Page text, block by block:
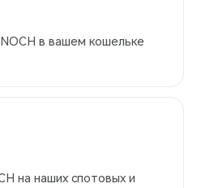
в вашем кошельке
на наших спотовых и